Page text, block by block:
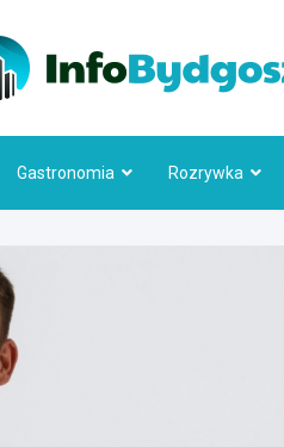
Gastronomia Rozrywka